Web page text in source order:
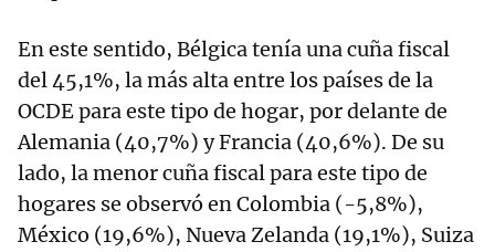
En este sentido, Bélgica tenía una cuña fiscal
del 45,1%, la más alta entre los países de la
OCDE para este tipo de hogar, por delante de
Alemania (40,7%) y Francia (40,6%). De su
lado, la menor cuña fiscal para este tipo de
hogares se observó en Colombia (-5,8%),
México (19,6%), Nueva Zelanda (19,1%), Suiza